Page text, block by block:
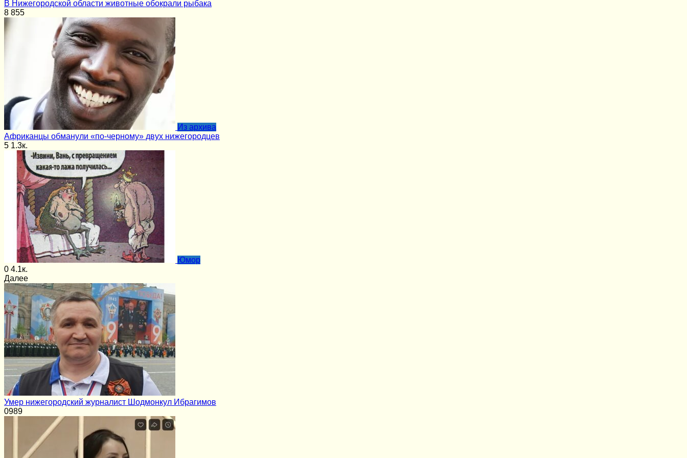
В Нижегородской области животные обокрали рыбака
8 855
Из архива
Африканцы обманули «по-черному» двух нижегородцев
5 1.3к.
Юмор
0 4.1к.
Далее
Умер нижегородский журналист Шодмонкул Ибрагимов
0989